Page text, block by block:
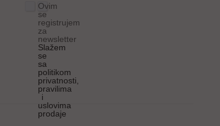
Ovim
se
registrujem
za
newsletter
Slažem
se
sa
politikom
privatnosti,
pravilima
i
uslovima
prodaje